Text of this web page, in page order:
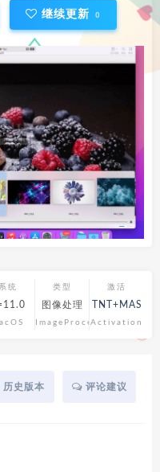
继续更新 0
系统 类型
图像处理
ImageProcess
激活
TNT+MAS
Activation
历史版本 评论建议